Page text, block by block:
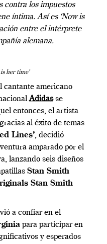
contra los impuestos
íntima. Así es ‘Now is
entre el intérprete
alemana.
her time’
cantante americano
Adidasse
entonces, el artista
al éxito de temas
Lines’, decidió
amparado por el
lanzando seis diseños
Stan Smith
Stan Smith
a confiar en el
para participar en
y esperados